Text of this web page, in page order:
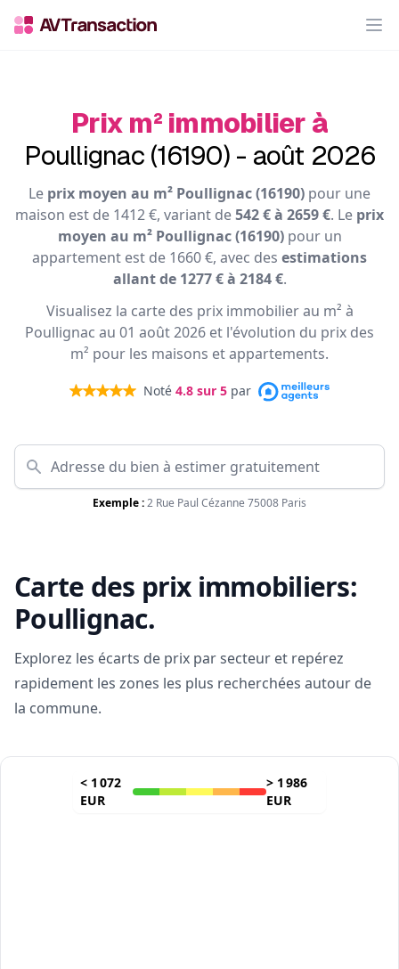
Prix m² immobilier à
Poullignac (16190) - août 2026
Le prix moyen au m² Poullignac (16190) pour une
maison est de 1412 €, variant de542 € à 2659 €. Le prix
moyen au m² Poullignac (16190)pour un
appartement est de 1660 €, avec des estimations
allant de 1277 € à 2184 €.
Visualisez la carte des prix immobilier au m² à
Poullignac au 01 août 2026 et l'évolution du prix des
m² pour les maisons et appartements.
Noté 4.8 sur 5 par
Exemple :2 Rue Paul Cézanne 75008 Paris
Carte des prix immobiliers:
Poullignac.
Explorez les écarts de prix par secteur et repérez
rapidement les zones les plus recherchées autour de
la commune.
< 1 072
EUR
> 1 986
EUR